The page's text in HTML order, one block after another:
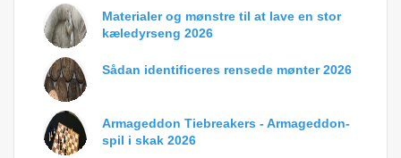
Materialer og mønstre til at lave en stor
kæledyrseng 2026
Sådan identificeres rensede mønter 2026
Armageddon Tiebreakers - Armageddon-
spil i skak 2026